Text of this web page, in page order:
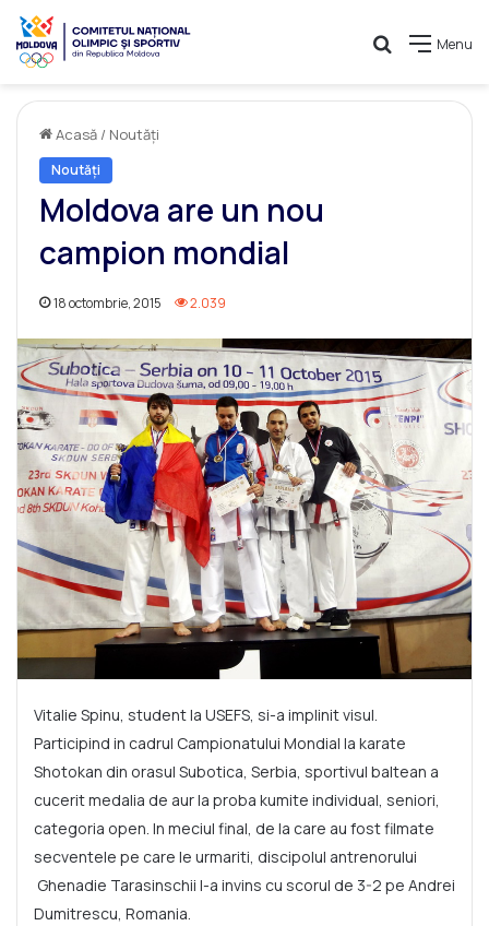
Menu
Caută
Acasă / Noutăți
Noutăți
Moldova are un nou
campion mondial
18 octombrie, 2015 2.039
Vitalie Spinu, student la USEFS, si-a implinit visul.
Participind in cadrul Campionatului Mondial la karate
Shotokan din orasul Subotica, Serbia, sportivul baltean a
cucerit medalia de aur la proba kumite individual, seniori,
categoria open. In meciul final, de la care au fost filmate
secventele pe care le urmariti, discipolul antrenorului
Ghenadie Tarasinschii l-a invins cu scorul de 3-2 pe Andrei
Dumitrescu, Romania.